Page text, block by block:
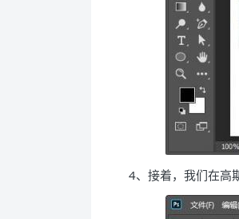
4、接着，我们在高